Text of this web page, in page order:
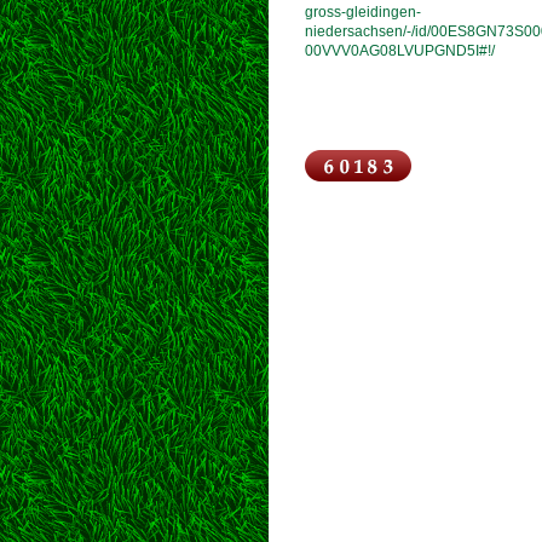
gross-gleidingen-
niedersachsen/-/id/
00VVV0AG08LVUPGND5I#!/